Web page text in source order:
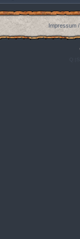
Impressum